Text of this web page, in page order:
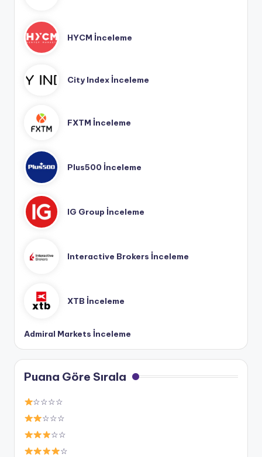
HYCM İnceleme
City Index İnceleme
FXTM İnceleme
Plus500 İnceleme
IG Group İnceleme
Interactive Brokers İnceleme
XTB İnceleme
Admiral Markets İnceleme
Puana Göre Sırala
☆☆☆☆
☆☆☆
☆☆
☆